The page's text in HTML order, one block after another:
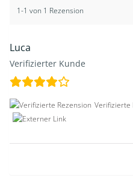
1-1 von 1 Rezension
Luca
Verifizierter Kunde
Verifizierte